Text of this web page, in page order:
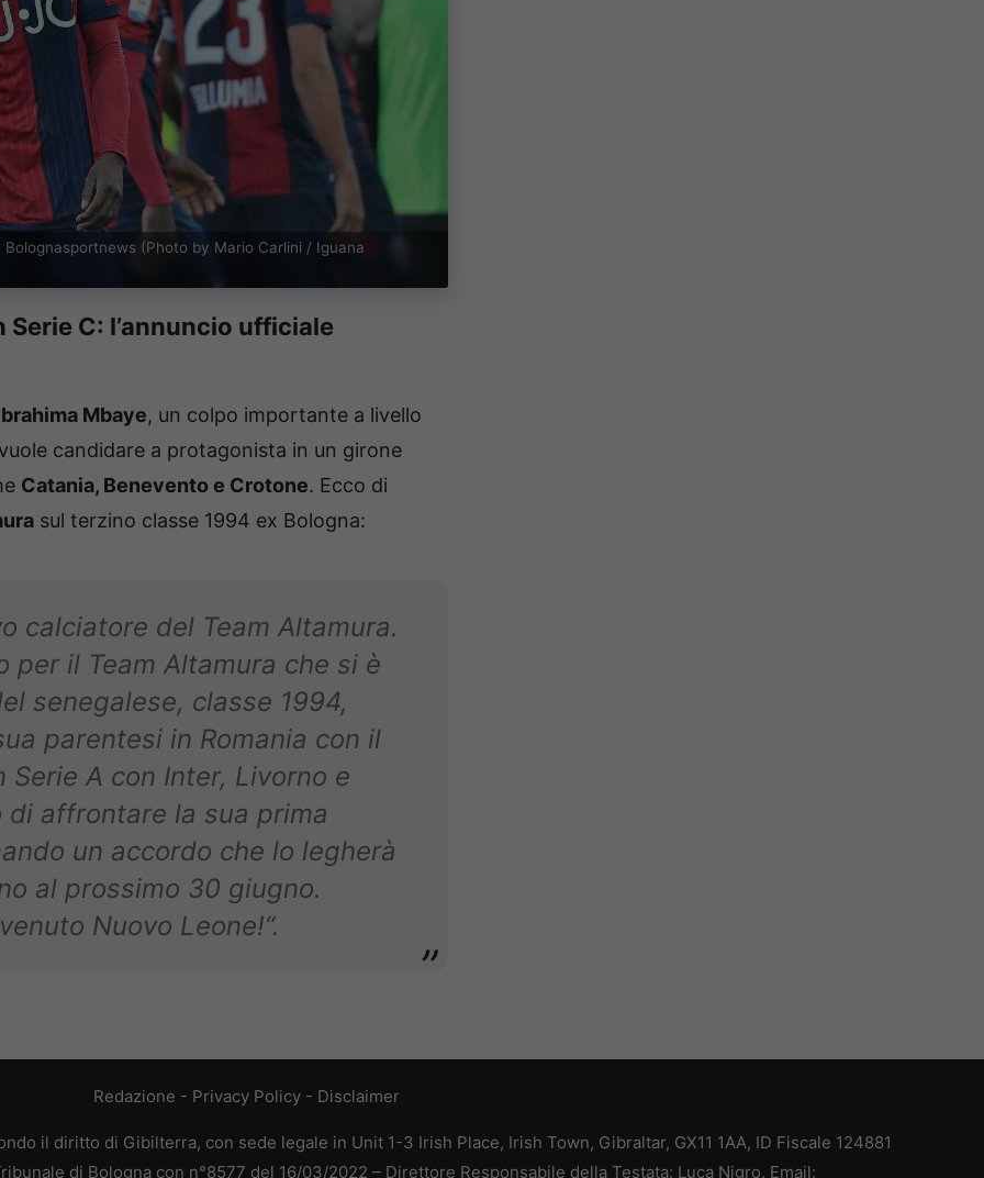
(Photo by Mario Carlini / Iguana
C: l’annuncio ufficiale
Mbaye, un colpo importante a livello
candidare a protagonista in un girone
Catania, Benevento e Crotone. Ecco di
sul terzino classe 1994 ex Bologna:
calciatore del Team Altamura.
per il Team Altamura che si è
senegalese, classe 1994,
parentesi in Romania con il
Serie A con Inter, Livorno e
di affrontare la sua prima
un accordo che lo legherà
al prossimo 30 giugno.
Nuovo Leone!“.
Redazione - Privacy Policy- Disclaimer
il diritto di Gibilterra, con sede legale in Unit 1-3 Irish Place, Irish Town, Gibraltar, GX11 1AA, ID Fiscale 124881
di Bologna con n°8577 del 16/03/2022 – Direttore Responsabile della Testata: Luca Nigro. Email: